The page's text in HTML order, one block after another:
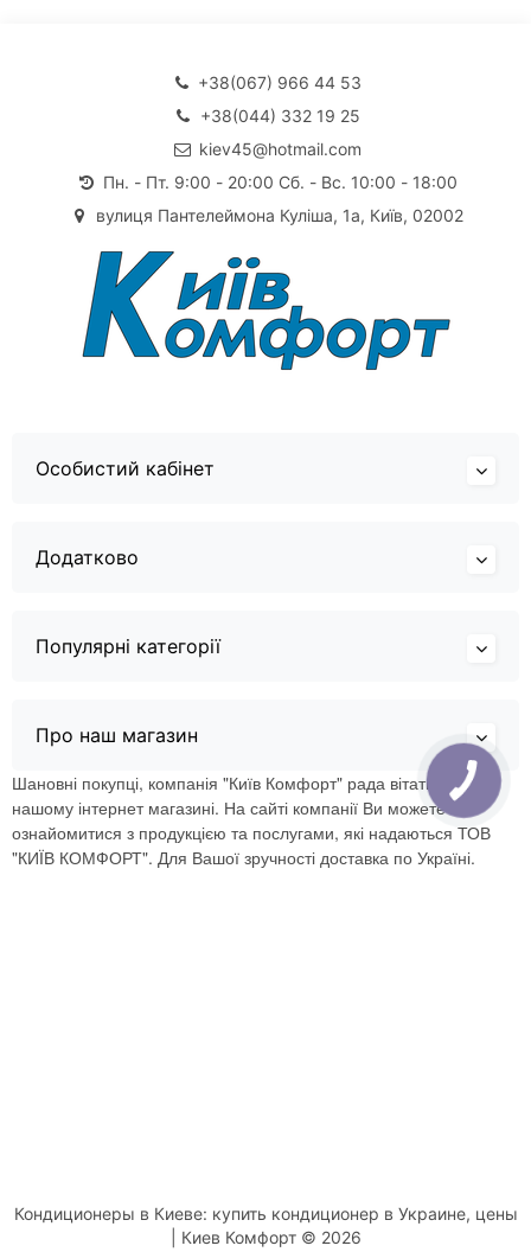
+38(067) 966 44 53
+38(044) 332 19 25
kiev45@hotmail.com
Пн. - Пт. 9:00 - 20:00 Сб. - Вс. 10:00 - 18:00
вулиця Пантелеймона Куліша, 1а, Київ, 02002
Особистий кабінет
Додатково
Популярні категорії
Про наш магазин
Шановні покупці, компанія "Київ Комфорт" рада вітати Вас в
нашому інтернет магазині. На сайті компанії Ви можете
ознайомитися з продукцією та послугами, які надаються ТОВ
"КИЇВ КОМФОРТ". Для Вашої зручності доставка по Україні.
Кондиционеры в Киеве: купить кондиционер в Украине, цены
| Киев Комфорт © 2026